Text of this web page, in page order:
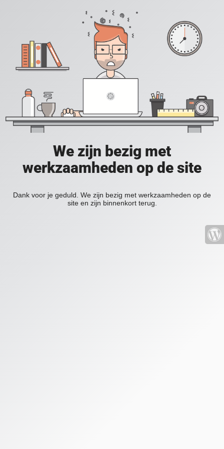
We zijn bezig met
werkzaamheden op de site
Dank voor je geduld. We zijn bezig met werkzaamheden op de
site en zijn binnenkort terug.